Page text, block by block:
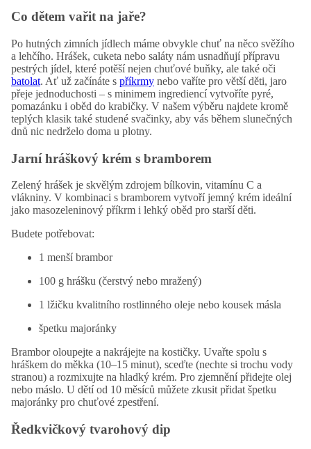
Co dětem vařit na jaře?
Po hutných zimních jídlech máme obvykle chuť na něco svěžího
a lehčího. Hrášek, cuketa nebo saláty nám usnadňují přípravu
pestrých jídel, které potěší nejen chuťové buňky, ale také oči
batolat. Ať už začínáte s příkrmy nebo vaříte pro větší děti, jaro
přeje jednoduchosti – s minimem ingrediencí vytvoříte pyré,
pomazánku i oběd do krabičky. V našem výběru najdete kromě
teplých klasik také studené svačinky, aby vás během slunečných
dnů nic nedrželo doma u plotny.
Jarní hráškový krém s bramborem
Zelený hrášek je skvělým zdrojem bílkovin, vitamínu C a
vlákniny. V kombinaci s bramborem vytvoří jemný krém ideální
jako masozeleninový příkrm i lehký oběd pro starší děti.
Budete potřebovat:
1 menší brambor
100 g hrášku (čerstvý nebo mražený)
1 lžičku kvalitního rostlinného oleje nebo kousek másla
špetku majoránky
Brambor oloupejte a nakrájejte na kostičky. Uvařte spolu s
hráškem do měkka (10–15 minut), sceďte (nechte si trochu vody
stranou) a rozmixujte na hladký krém. Pro zjemnění přidejte olej
nebo máslo. U dětí od 10 měsíců můžete zkusit přidat špetku
majoránky pro chuťové zpestření.
Ředkvičkový tvarohový dip